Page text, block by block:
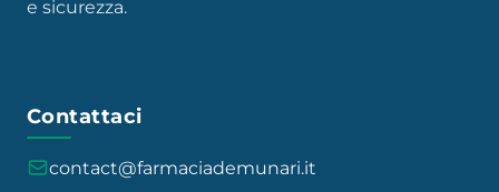
e sicurezza.
Contattaci
contact@farmaciademunari.it